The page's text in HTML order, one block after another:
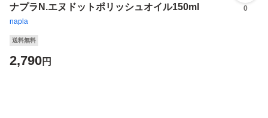
ナプラN.エヌドットポリッシュオイル150ml
napla
0
送料無料
2,790円